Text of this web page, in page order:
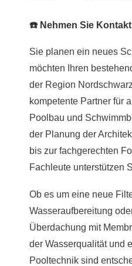
☎️ Nehmen Sie
Sie planen ein neues
möchten Ihren
der Region
kompetente Partner für
Poolbau und
der Planung der
bis zur fachgerechten
Fachleute unterstützen
Ob es um eine neue
Wasseraufbereitung
Überdachung mit
der Wasserqualität und
Pooltechnik sind